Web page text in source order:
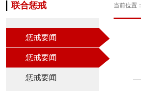
联合惩戒
惩戒要闻
惩戒要闻
惩戒要闻
当前位置：